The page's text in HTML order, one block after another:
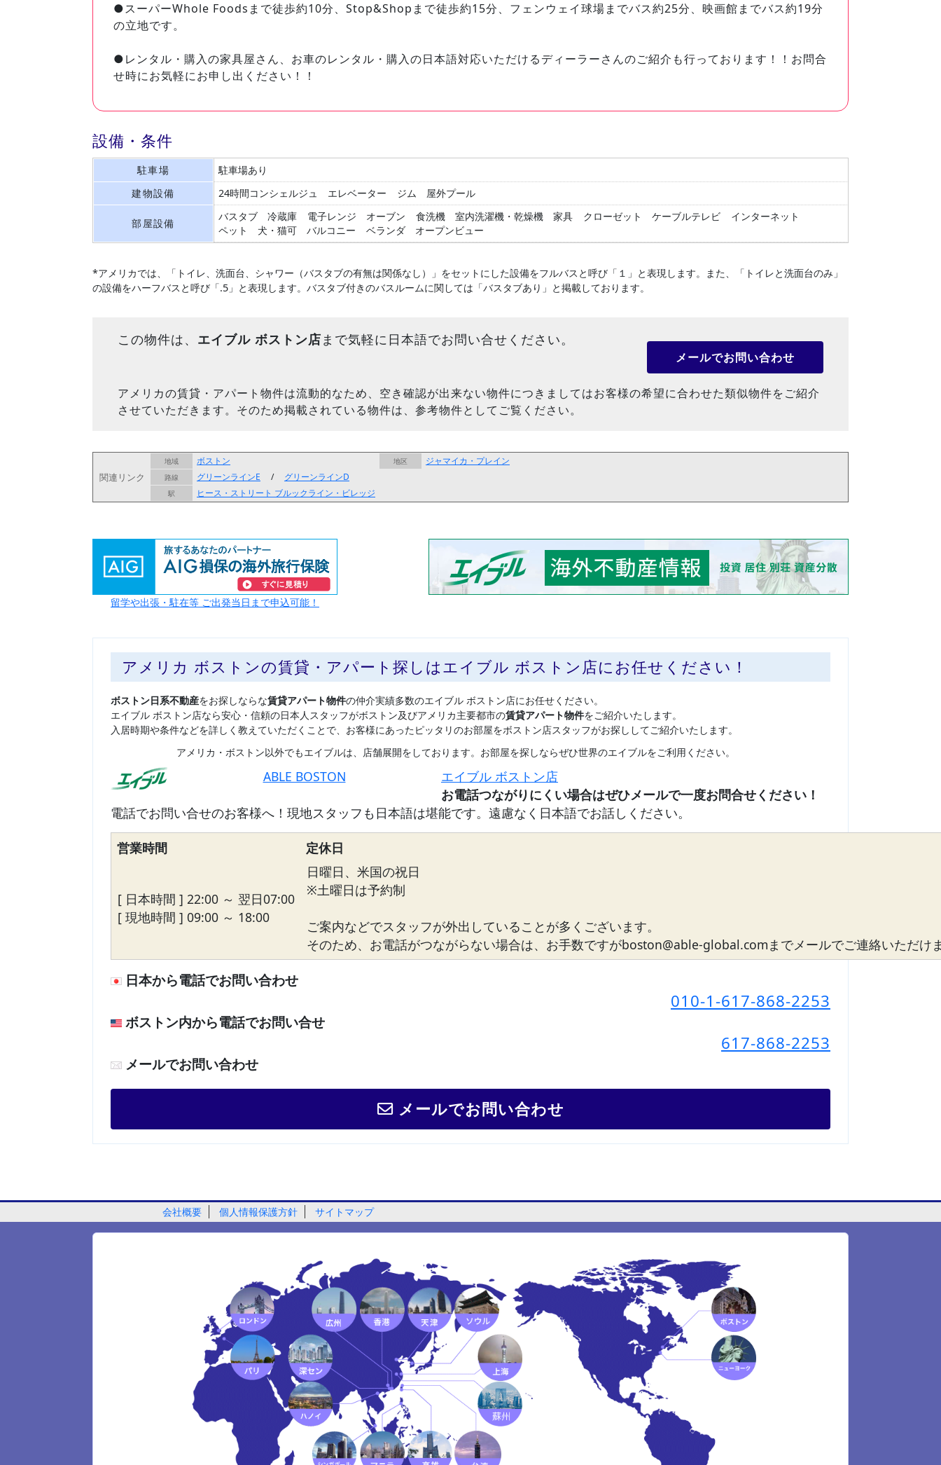
●スーパーWhole Foodsまで徒歩約10分、Stop&Shopまで徒歩約15分、フェンウェイ球場までバス約25分、映画館までバス約19分
の立地です。
●レンタル・購入の家具屋さん、お車のレンタル・購入の日本語対応いただけるディーラーさんのご紹介も行っております！！お問合
せ時にお気軽にお申し出ください！！
設備・条件
駐車場
駐車場あり
建物設備
24時間コンシェルジュ エレベーター ジム 屋外プール
部屋設備
バスタブ 冷蔵庫 電子レンジ オーブン 食洗機 室内洗濯機・乾燥機 家具 クローゼット ケーブルテレビ
インターネット
ペット 犬・猫可
バルコニー ベランダ オープンビュー
*アメリカでは、「トイレ、洗面台、シャワー（バスタブの有無は関係なし）」をセットにした設備をフルバスと呼び「１」と表現します。 また、「トイレと洗面台のみ」
の設備をハーフバスと呼び「.5」と表現します。バスタブ付きのバスルームに関しては「バスタブあり」と掲載しております。
この物件は、 エイブル ボストン店まで気軽に日本語でお問い合せください。
メールでお問い合わせ
アメリカの賃貸・アパート物件は流動的なため、空き確認が出来ない物件につきましてはお客様の希望に合わせた類似物件をご紹介
させていただきます。そのため掲載されている物件は、参考物件としてご覧ください。
関連リンク
地域 ボストン 地区 ジャマイカ・プレイン
路線 グリーンラインE / グリーンラインD
駅 ヒース・ストリート ブルックライン・ビレッジ
留学や出張・駐在等 ご出発当日まで申込可能！
アメリカ ボストンの賃貸・アパート探しはエイブル ボストン店にお任せください！
ボストン日系不動産をお探しならな賃貸アパート物件の仲介実績多数のエイブル ボストン店にお任せください。
エイブル ボストン店なら安心・信頼の日本人スタッフがボストン及びアメリカ主要都市の賃貸アパート物件をご紹介いたします。
入居時期や条件などを詳しく教えていただくことで、お客様にあったピッタリのお部屋をボストン店スタッフがお探ししてご紹介いたします。
アメリカ・ボストン以外でもエイブルは、店舗展開をしております。お部屋を探しならぜひ世界のエイブルをご利用ください。
ABLE BOSTON エイブル ボストン店
電話でお問い合せのお客様へ！現地スタッフも日本語は堪能です。遠慮なく日本語でお話しください。
営業時間 定休日
[ 日本時間 ] 22:00 ～ 翌日07:00
[ 現地時間 ] 09:00 ～ 18:00
日曜日、米国の祝日
※土曜日は予約制
ご案内などでスタッフが外出していることが多くございます。
そのため、お電話がつながらない場合は、お手数ですがboston@able-global.comまでメールでご連絡いただけ
日本から電話でお問い合わせ
010-1-617-868-2253
ボストン内から電話でお問い合せ
617-868-2253
メールでお問い合わせ
メールでお問い合わせ
会社概要 個人情報保護方針 サイトマップ